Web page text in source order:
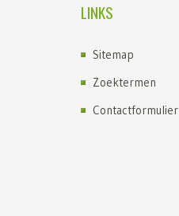
LINKS
Sitemap
Zoektermen
Contactformulier